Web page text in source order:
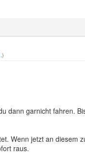
.)
dann garnicht fahren.
Wenn jetzt an diesem
raus.